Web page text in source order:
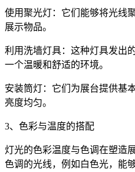
使用聚光灯：它们能够将光线
展示物品。
利用洗墙灯具：这种灯具发出
一个温暖和舒适的环境。
安装筒灯：它们为展台提供基
亮度均匀。
3、色彩与温度的搭配
灯光的色彩温度与色调在塑造
色调的光线，例如白色光，能